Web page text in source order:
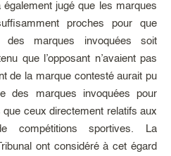
jugé que les marques
proches pour que
des marques invoquées soit
que l’opposant n’avaient pas
de la marque contesté aurait pu
des marques invoquées pour
ceux directement relatifs aux
compétitions sportives. La
ont considéré à cet égard